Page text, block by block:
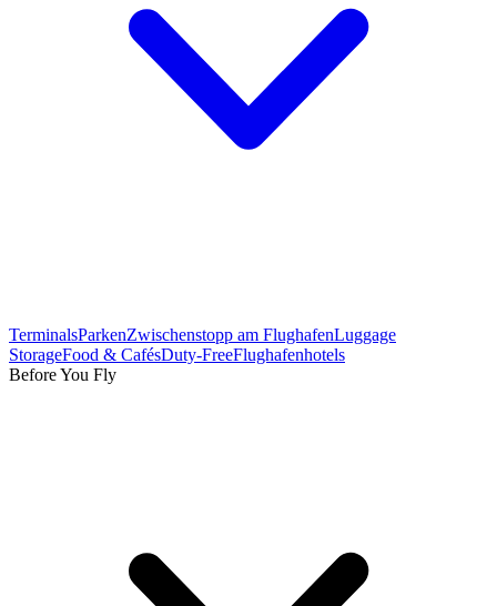
TerminalsParkenZwischenstopp am FlughafenLuggage
StorageFood & CafésDuty-FreeFlughafenhotels
Before You Fly